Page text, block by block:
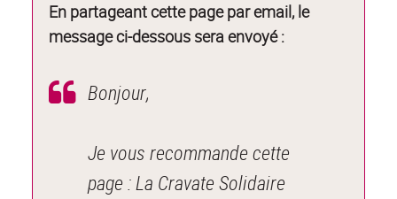
En partageant cette page par email, le
message ci-dessous sera envoyé :
Bonjour,
Je vous recommande cette
page : La Cravate Solidaire